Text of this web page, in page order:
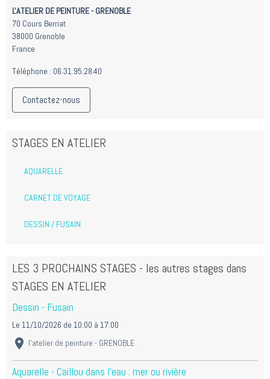
L'ATELIER DE PEINTURE - GRENOBLE
70 Cours Berriat
38000 Grenoble
France
Téléphone : 06.31.95.28.40
Contactez-nous
STAGES EN ATELIER
AQUARELLE
CARNET DE VOYAGE
DESSIN / FUSAIN
LES 3 PROCHAINS STAGES - les autres stages dans
STAGES EN ATELIER
Dessin - Fusain
Le 11/10/2026 de 10:00 à 17:00
l'atelier de peinture - GRENOBLE
Aquarelle - Caillou dans l'eau : mer ou rivière